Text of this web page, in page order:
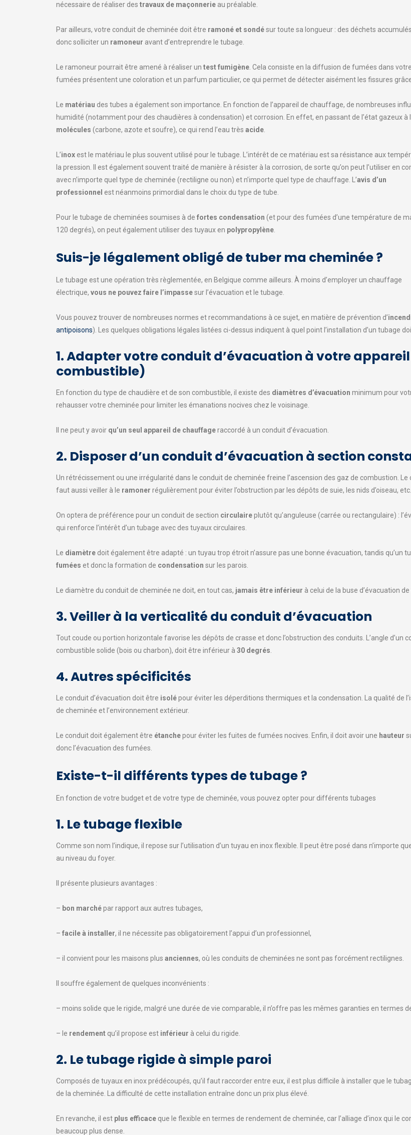
nécessaire de réaliser des travaux de maçonnerie au préalable.
Par ailleurs, votre conduit de cheminée doit être ramoné et sondésur toute sa longueur : des déchets
donc solliciter un ramoneur avant d’entreprendre le tubage.
Le ramoneur pourrait être amené à réaliser un test fumigène . Cela consiste en la diffusion de fumées dans
fumées présentent une coloration et un parfum particulier, ce qui permet de détecter aisément les fissures
Le matériau des tubes a également son importance. En fonction de l’appareil de chauffage, de nombreuses
humidité (notamment pour des chaudières à condensation) et corrosion. En effet, en passant de l’état gazeux à
molécules (carbone, azote et soufre), ce qui rend l’eau très acide
L’inox est le matériau le plus souvent utilisé pour le tubage. L’intérêt de ce matériau est sa résistance aux
la pression. Il est également souvent traité de manière à résister à la corrosion, de sorte qu’on peut l’utiliser en
avec n’importe quel type de cheminée (rectiligne ou non) et n’importe quel type de chauffage. L’avis d’un
professionnel est néanmoins primordial dans le choix du type de tube.
Pour le tubage de cheminées soumises à de fortes condensation (et pour des fumées d’une température de
120 degrés), on peut également utiliser des tuyaux en polypropylène
Suis-je légalement obligé de tuber ma cheminée ?
Le tubage est une opération très règlementée, en Belgique comme ailleurs. À moins d’employer un chauffage
électrique, vous ne pouvez faire l’impassesur l’évacuation et le tubage.
Vous pouvez trouver de nombreuses normes et recommandations à ce sujet, en matière de prévention d’
antipoisons). Les quelques obligations légales listées ci-dessus indiquent à quel point l’installation d’un tubage
1. Adapter votre conduit d’évacuation à votre
combustible)
En fonction du type de chaudière et de son combustible, il existe des diamètres d’évacuation minimum pour
rehausser votre cheminée pour limiter les émanations nocives chez le voisinage.
Il ne peut y avoir qu’un seul appareil de chauffageraccordé à un conduit d’évacuation.
2. Disposer d’un conduit d’évacuation à section
Un rétrécissement ou une irrégularité dans le conduit de cheminée freine l’ascension des gaz de combustion. Le
faut aussi veiller à le ramoner régulièrement pour éviter l’obstruction par les dépôts de suie, les nids d’oiseau, etc.
On optera de préférence pour un conduit de section circulaireplutôt qu’anguleuse (carrée ou rectangulaire) :
qui renforce l’intérêt d’un tubage avec des tuyaux circulaires.
Le diamètre doit également être adapté : un tuyau trop étroit n’assure pas une bonne évacuation, tandis qu’un
fumées et donc la formation de condensation sur les parois.
Le diamètre du conduit de cheminée ne doit, en tout cas, jamais être inférieur à celui de la buse d’évacuation de
3. Veiller à la verticalité du conduit d’évacuation
Tout coude ou portion horizontale favorise les dépôts de crasse et donc l’obstruction des conduits. L’angle d’un
combustible solide (bois ou charbon), doit être inférieur à 30 degrés
4. Autres spécificités
Le conduit d’évacuation doit être isolépour éviter les déperditions thermiques et la condensation. La qualité de
de cheminée et l’environnement extérieur.
Le conduit doit également être étanchepour éviter les fuites de fumées nocives. Enfin, il doit avoir une hauteur
donc l’évacuation des fumées.
Existe-t-il différents types de tubage ?
En fonction de votre budget et de votre type de cheminée, vous pouvez opter pour différents tubages
1. Le tubage flexible
Comme son nom l’indique, il repose sur l’utilisation d’un tuyau en inox flexible. Il peut être posé dans n’importe
au niveau du foyer.
Il présente plusieurs avantages :
– bon marchépar rapport aux autres tubages,
– facile à installer, il ne nécessite pas obligatoirement l’appui d’un professionnel,
– il convient pour les maisons plus anciennes, où les conduits de cheminées ne sont pas forcément rectilignes.
Il souffre également de quelques inconvénients :
– moins solide que le rigide, malgré une durée de vie comparable, il n’offre pas les mêmes garanties en
– le rendement qu’il propose est inférieur à celui du rigide.
2. Le tubage rigide à simple paroi
Composés de tuyaux en inox prédécoupés, qu’il faut raccorder entre eux, il est plus difficile à installer que le
de la cheminée. La difficulté de cette installation entraîne donc un prix plus élevé.
En revanche, il est plus efficace que le flexible en termes de rendement de cheminée, car l’alliage d’inox qui le
beaucoup plus dense.